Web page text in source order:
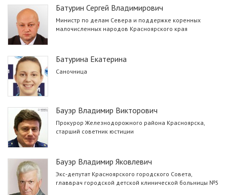
Батурин Сергей Владимирович
Министр по делам Севера и поддержке коренных
малочисленных народов Красноярского края
Батурина Екатерина
Саночница
Бауэр Владимир Викторович
Прокурор Железнодорожного района Красноярска,
старший советник юстиции
Бауэр Владимир Яковлевич
Экс-депутат Красноярского городского Совета,
главврач городской детской клинической больницы №5